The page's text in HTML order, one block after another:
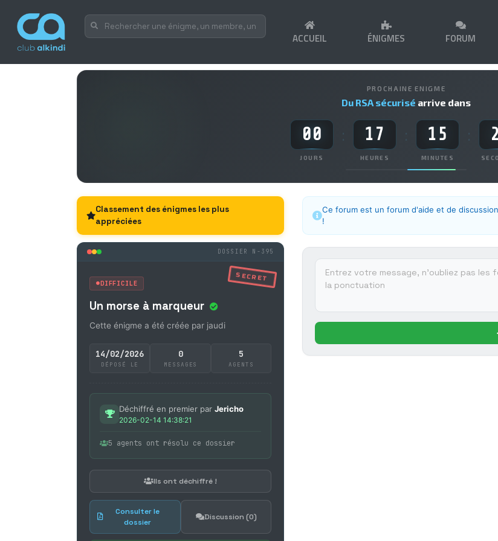
ACCUEIL ÉNIGMES FORUM
PROCHAINE ENIGME
Du RSA sécurisé arrive dans
00
JOURS
: 17
HEURES
: 15
MINUTES
:
Classement des énigmes les plus
appréciées
DOSSIER N-395
SECRET
DIFFICILE
Un morse à marqueur
Cette énigme a été créée par jaudi
14/02/2026
DÉPOSÉ LE
0
MESSAGES
5
AGENTS
Déchiffré en premier par Jericho
2026-02-14 14:38:21
5 agents ont résolu ce dossier
Ils ont déchiffré !
Consulter le
dossier
Discussion (0)
Ce forum est un forum d'aide et de
!